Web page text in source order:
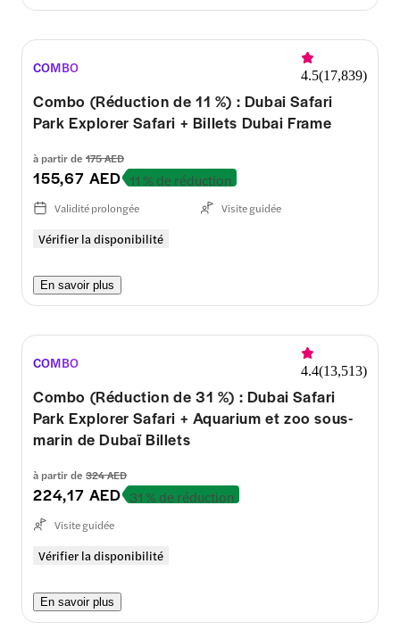
COMBO 4.5(17,839)
Combo (Réduction de 11 %) : Dubai Safari
Park Explorer Safari + Billets Dubai Frame
à partir de 175 AED
155,67 AED 11 % de réduction
Vérifier la disponibilité
Validité prolongée Visite guidée
En savoir plus
COMBO 4.4(13,513)
Combo (Réduction de 31 %) : Dubai Safari
Park Explorer Safari + Aquarium et zoo sous-
marin de Dubaï Billets
à partir de 324 AED
224,17 AED 31 % de réduction
Vérifier la disponibilité
Visite guidée
En savoir plus